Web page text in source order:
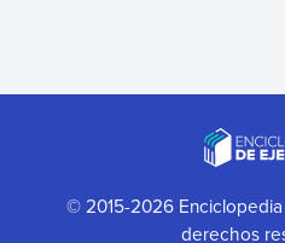
© 2015-2026
derechos